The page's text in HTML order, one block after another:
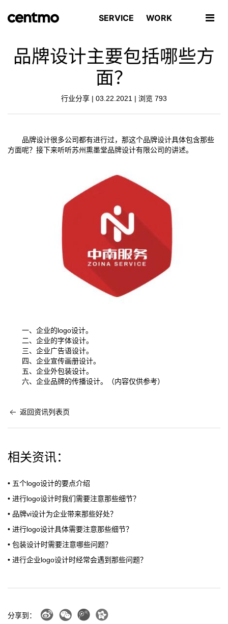
SERVICE WORK
品牌设计主要包括哪些方
面？
行业分享 | 03.22.2021 | 浏览 793
品牌设计很多公司都有进行过，那这个品牌设计具体包含那些
方面呢？接下来听听苏州熏墨堂品牌设计有限公司的讲述。
一、企业的logo设计。
二、企业的字体设计。
三、企业广告语设计。
四、企业宣传画册设计。
五、企业外包装设计。
六、企业品牌的传播设计。（内容仅供参考）
返回资讯列表页
相关资讯：
• 五个logo设计的要点介绍
• 进行logo设计时我们需要注意那些细节？
• 品牌vi设计为企业带来那些好处？
• 进行logo设计具体需要注意那些细节？
• 包装设计时需要注意哪些问题？
• 进行企业logo设计时经常会遇到那些问题？
分享到：